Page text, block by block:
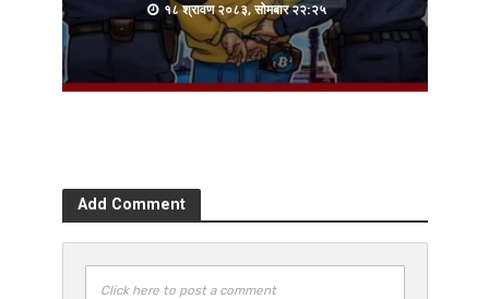
१८ श्रावण २०८३, सोमबार २२:२५
Add Comment
Click here to post a comment